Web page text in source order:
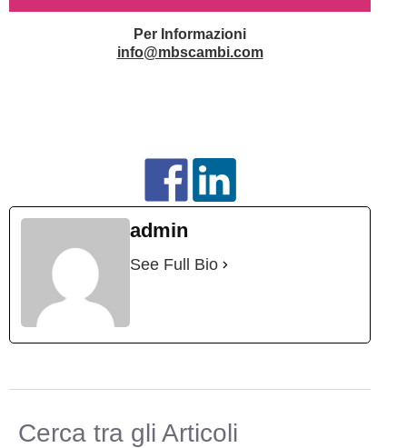
Per Informazioni
info@mbscambi.com
admin
See Full Bio
Cerca tra gli Articoli